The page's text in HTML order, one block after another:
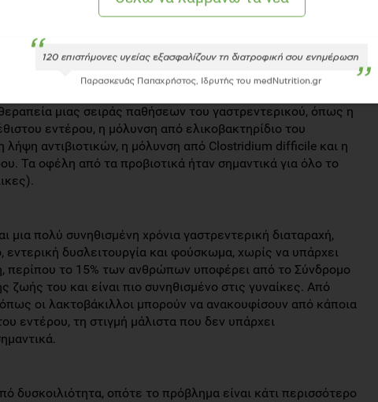
την υγεία του εντέρου;
έρευνες όσον αφορά την αποτελεσματικότητα της λήψης
πολλών παθήσεων του γαστρεντερικού συστήματος.
δράση των προβιοτικών, κατάδειξε ότι η χορήγησή τους
μιας σειράς παθήσεων του γαστρεντερικού, όπως η
εντέρου, η μόλυνση από ελικοβακτηρίδιο του
λήψη αντιβιοτικών, η μόλυνση από Clostridium difficile και η
Τα οφέλη από τα προβιοτικά ήταν σημαντικά για όλο το
μια πολύ συνηθισμένη χρόνια γαστρεντερική διαταραχή,
εντερική δυσλειτουργία και φούσκωμα, χωρίς να υπάρχει
περίπου το 15% των ανθρώπων υποφέρει από το Σύνδρομο
ζωής του και είναι πιο συνηθισμένο στις γυναίκες. Από
οι λακτοβάκιλλοι μπορούν να ανακουφίσουν από κάποια
εντέρου, τη στιγμή μάλιστα που δεν υπάρχει
δυσκοιλιότητα, οπότε το πρόβλημα είναι κάτι περισσότερο